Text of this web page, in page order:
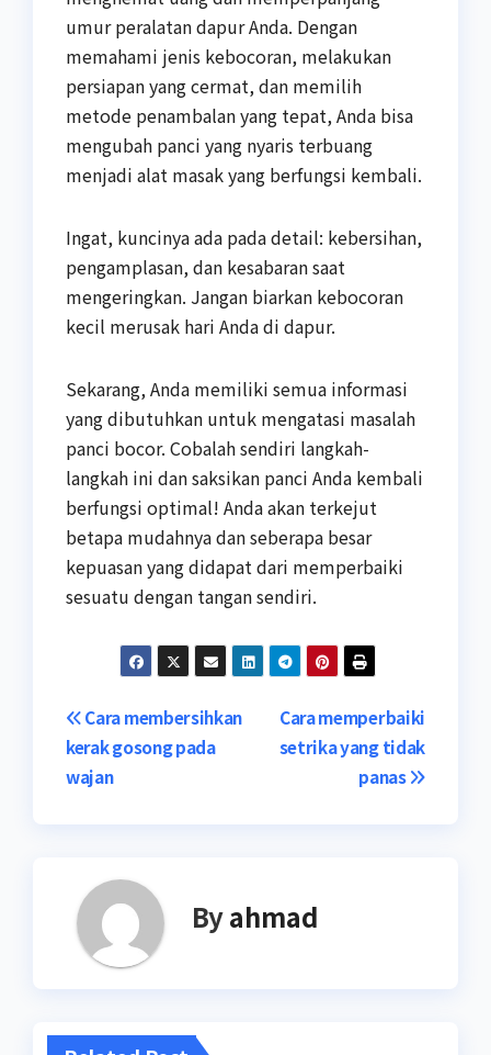
umur peralatan dapur Anda. Dengan
memahami jenis kebocoran, melakukan
persiapan yang cermat, dan memilih
metode penambalan yang tepat, Anda bisa
mengubah panci yang nyaris terbuang
menjadi alat masak yang berfungsi kembali.
Ingat, kuncinya ada pada detail: kebersihan,
pengamplasan, dan kesabaran saat
mengeringkan. Jangan biarkan kebocoran
kecil merusak hari Anda di dapur.
Sekarang, Anda memiliki semua informasi
yang dibutuhkan untuk mengatasi masalah
panci bocor. Cobalah sendiri langkah-
langkah ini dan saksikan panci Anda kembali
berfungsi optimal! Anda akan terkejut
betapa mudahnya dan seberapa besar
kepuasan yang didapat dari memperbaiki
sesuatu dengan tangan sendiri.
Navigasi
pos
Cara memperbaiki
setrika yang tidak
panas
Cara membersihkan
kerak gosong pada
wajan
Byahmad